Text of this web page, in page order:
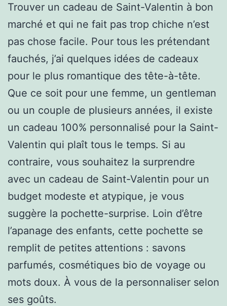
Trouver un cadeau de Saint-Valentin à bon
marché et qui ne fait pas trop chiche n’est
pas chose facile. Pour tous les prétendant
fauchés, j’ai quelques idées de cadeaux
pour le plus romantique des tête-à-tête.
Que ce soit pour une femme, un gentleman
ou un couple de plusieurs années, il existe
un cadeau 100% personnalisé pour la Saint-
Valentin qui plaît tous le temps. Si au
contraire, vous souhaitez la surprendre
avec un cadeau de Saint-Valentin pour un
budget modeste et atypique, je vous
suggère la pochette-surprise. Loin d’être
l’apanage des enfants, cette pochette se
remplit de petites attentions : savons
parfumés, cosmétiques bio de voyage ou
mots doux. À vous de la personnaliser selon
ses goûts.